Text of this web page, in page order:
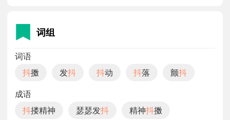
词组
词语
抖擞 发抖 抖动 抖落 颤抖
成语
抖搂精神 瑟瑟发抖 精神抖擞